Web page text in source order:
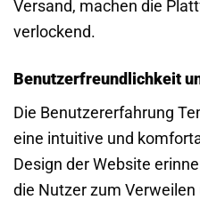
Versand, machen die
verlockend.
Benutzerfreundlichkeit
Die Benutzererfahrung
eine intuitive und
Design der Website
die Nutzer zum